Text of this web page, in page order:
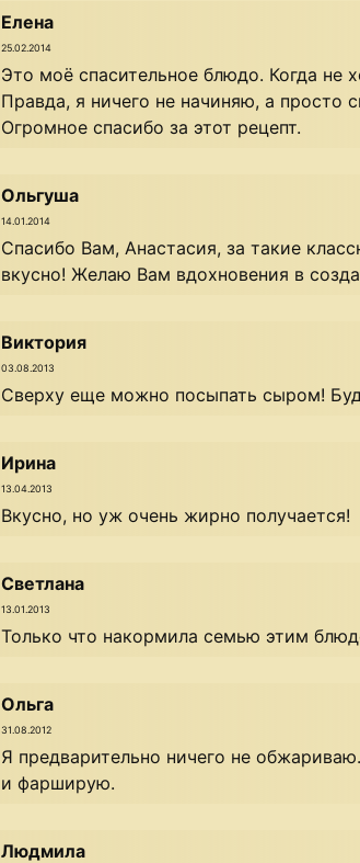
Елена
25.02.2014
Это моё спасительное блюдо. Когда не
Правда, я ничего не начиняю, а
Огромное спасибо за этот рецепт.
Ольгуша
14.01.2014
Спасибо Вам, Анастасия, за такие
вкусно! Желаю Вам вдохновения в
Виктория
03.08.2013
Сверху еще можно посыпать сыром!
Ирина
13.04.2013
Вкусно, но уж очень жирно получается!
Светлана
13.01.2013
Только что накормила семью этим
Ольга
31.08.2012
Я предварительно ничего не
и фарширую.
Людмила